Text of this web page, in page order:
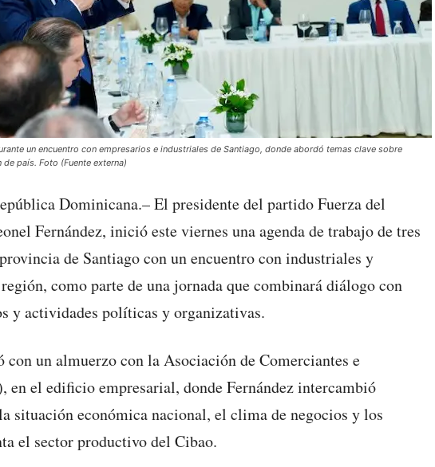
un encuentro con empresarios e industriales de Santiago, donde abordó temas clave sobre
país. Foto (Fuente externa)
Dominicana.– El presidente del partido Fuerza del
Fernández, inició este viernes una agenda de trabajo de tres
de Santiago con un encuentro con industriales y
como parte de una jornada que combinará diálogo con
y actividades políticas y organizativas.
con un almuerzo con la Asociación de Comerciantes e
en el edificio empresarial, donde Fernández intercambió
situación económica nacional, el clima de negocios y los
el sector productivo del Cibao.